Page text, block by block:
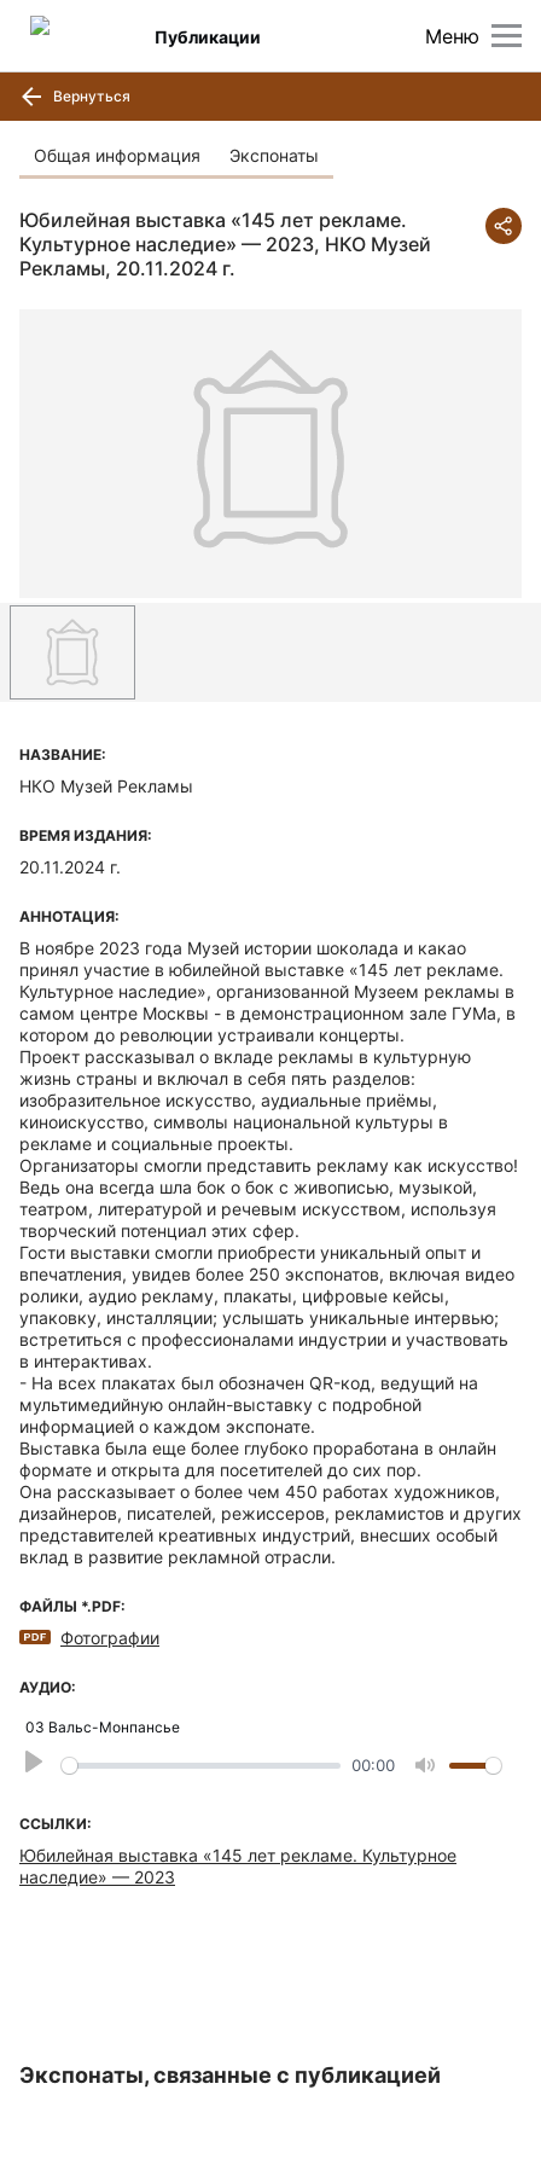
Меню
Публикации
Вернуться
Общая информация Экспонаты
Юбилейная выставка «145 лет рекламе.
Культурное наследие» — 2023, НКО Музей
Рекламы, 20.11.2024 г.
НАЗВАНИЕ:
НКО Музей Рекламы
ВРЕМЯ ИЗДАНИЯ:
20.11.2024 г.
АННОТАЦИЯ:
В ноябре 2023 года Музей истории шоколада и какао
принял участие в юбилейной выставке «145 лет рекламе.
Культурное наследие», организованной Музеем рекламы в
самом центре Москвы - в демонстрационном зале ГУМа, в
котором до революции устраивали концерты.
Проект рассказывал о вкладе рекламы в культурную
жизнь страны и включал в себя пять разделов:
изобразительное искусство, аудиальные приёмы,
киноискусство, символы национальной культуры в
рекламе и социальные проекты.
Организаторы смогли представить рекламу как искусство!
Ведь она всегда шла бок о бок с живописью, музыкой,
театром, литературой и речевым искусством, используя
творческий потенциал этих сфер.
Гости выставки смогли приобрести уникальный опыт и
впечатления, увидев более 250 экспонатов, включая видео
ролики, аудио рекламу, плакаты, цифровые кейсы,
упаковку, инсталляции; услышать уникальные интервью;
встретиться с профессионалами индустрии и участвовать
в интерактивах.
- На всех плакатах был обозначен QR-код, ведущий на
мультимедийную онлайн-выставку с подробной
информацией о каждом экспонате.
Выставка была еще более глубоко проработана в онлайн
формате и открыта для посетителей до сих пор.
Она рассказывает о более чем 450 работах художников,
дизайнеров, писателей, режиссеров, рекламистов и других
представителей креативных индустрий, внесших особый
вклад в развитие рекламной отрасли.
ФАЙЛЫ *.PDF:
Фотографии
АУДИО:
03 Вальс-Монпансье
Play 00:00
ССЫЛКИ:
Юбилейная выставка «145 лет рекламе. Культурное
наследие» — 2023
Экспонаты, связанные с публикацией